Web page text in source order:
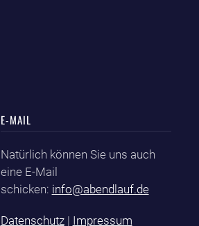
E-MAIL
Natürlich können Sie uns auch
eine E-Mail
schicken: info@abendlauf.de
Datenschutz| Impressum